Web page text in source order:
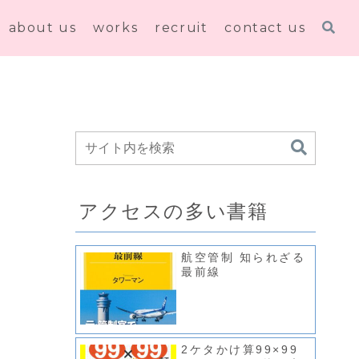
about us works recruit contact us
アクセスの多い書籍
航空管制 知られざる
最前線
2ケタかけ算99×99